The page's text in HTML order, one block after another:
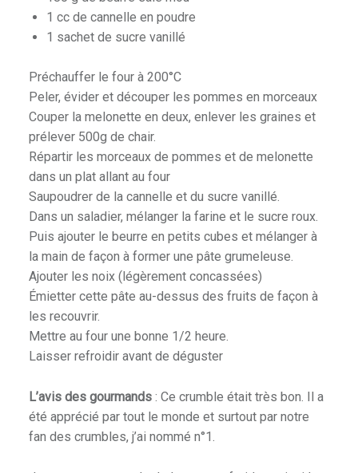
1 cc de cannelle en poudre
1 sachet de sucre vanillé
Préchauffer le four à 200°C
Peler, évider et découper les pommes en morceaux
Couper la melonette en deux, enlever les graines et
prélever 500g de chair.
Répartir les morceaux de pommes et de melonette
dans un plat allant au four
Saupoudrer de la cannelle et du sucre vanillé.
Dans un saladier, mélanger la farine et le sucre roux.
Puis ajouter le beurre en petits cubes et mélanger à
la main de façon à former une pâte grumeleuse.
Ajouter les noix (légèrement concassées)
Émietter cette pâte au-dessus des fruits de façon à
les recouvrir.
Mettre au four une bonne 1/2 heure.
Laisser refroidir avant de déguster
L’avis des gourmands: Ce crumble était très bon. Il a
été apprécié par tout le monde et surtout par notre
fan des crumbles, j’ai nommé n°1.